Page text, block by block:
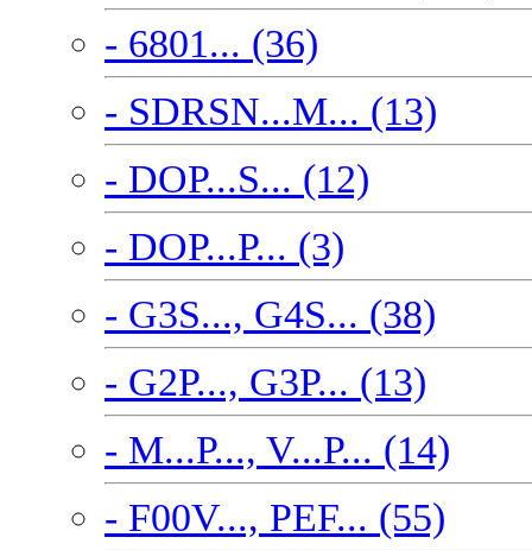
- 6801... (36)
- SDRSN...M... (13)
- DOP...S... (12)
- DOP...P... (3)
- G3S..., G4S... (38)
- G2P..., G3P... (13)
- M...P..., V...P... (14)
- F00V..., PEF... (55)